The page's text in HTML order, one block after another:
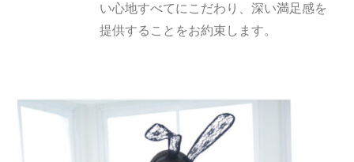
い心地すべてにこだわり、深い満足感を
提供することをお約束します。